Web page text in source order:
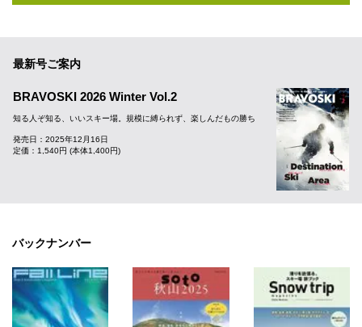
最新号ご案内
BRAVOSKI 2026 Winter Vol.2
知る人ぞ知る、いいスキー場。規模に縛られず、楽しんだもの勝ち
発売日：2025年12月16日
定価：1,540円 (本体1,400円)
バックナンバー